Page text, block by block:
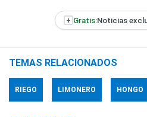
+ Gratis:Noticias
TEMAS RELACIONADOS
RIEGO LIMONERO HONGO